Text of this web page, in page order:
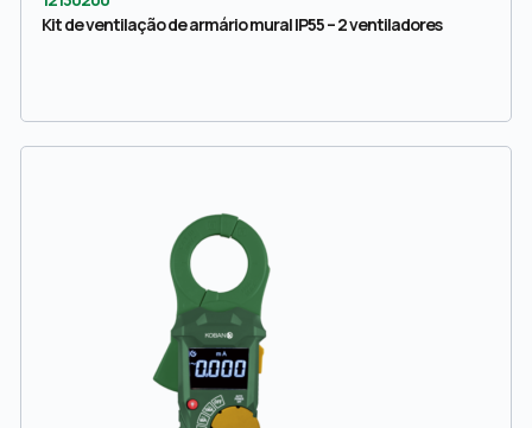
Kit de ventilação de armário mural IP55 – 2 ventiladores